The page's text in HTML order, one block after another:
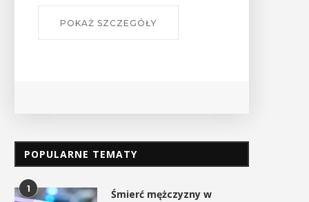
POKAŻ SZCZEGÓŁY
POPULARNE TEMATY
1
Śmierć mężczyzny w